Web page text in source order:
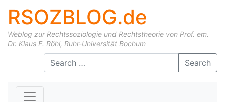
RSOZBLOG.de
Weblog zur Rechtssoziologie und Rechtstheorie von Prof. em.
Dr. Klaus F. Röhl, Ruhr-Universität Bochum
Skip to content Search